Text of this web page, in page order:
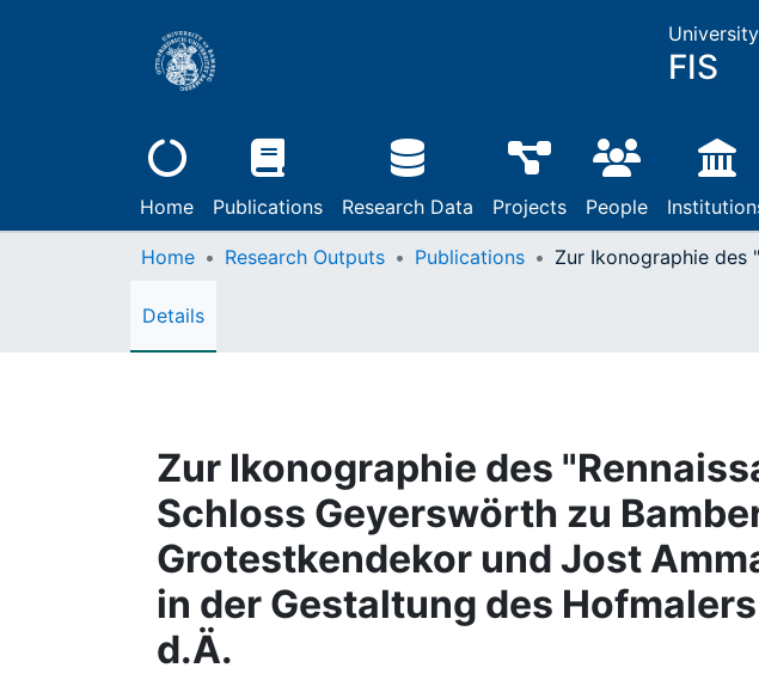
FIS
Home Publications Research Data Projects People
Home Research Outputs Publications
Details
Zur Ikonographie des
Schloss Geyerswörth zu
Grotestkendekor und Jost
in der Gestaltung des
d.Ä.